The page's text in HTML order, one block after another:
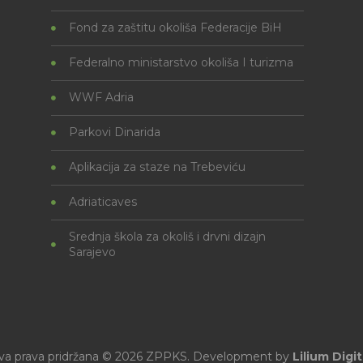
Fond za zaštitu okoliša Federacije BiH
Federalno ministarstvo okoliša I turizma
WWF Adria
Parkovi Dinarida
Aplikacija za staze na Trebeviću
Adriaticaves
Srednja škola za okoliš i drvni dizajn
Sarajevo
prava pridržana © 2026 ZPPKS. Development byLilium